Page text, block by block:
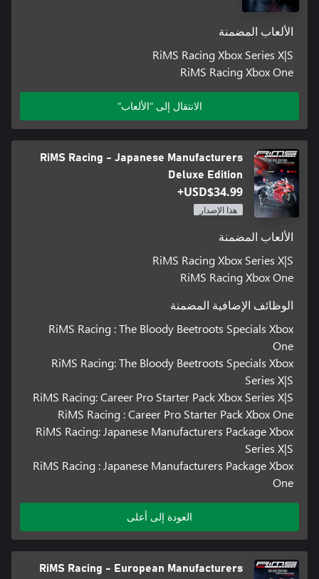
الألعاب المضمنة
RiMS Racing Xbox Series X|S
RiMS Racing Xbox One
الانتقال إلى "الألعاب"
RiMS Racing - Japanese Manufacturers
Deluxe Edition
USD$34.99+
هذا الإصدار
الألعاب المضمنة
RiMS Racing Xbox Series X|S
RiMS Racing Xbox One
الوظائف الإضافية المضمنة
RiMS Racing : The Bloody Beetroots Specials Xbox
One
RiMS Racing: The Bloody Beetroots Specials Xbox
Series X|S
RiMS Racing: Career Pro Starter Pack Xbox Series X|S
RiMS Racing : Career Pro Starter Pack Xbox One
RiMS Racing: Japanese Manufacturers Package Xbox
Series X|S
RiMS Racing : Japanese Manufacturers Package Xbox
One
العودة إلى أعلى
RiMS Racing - European Manufacturers